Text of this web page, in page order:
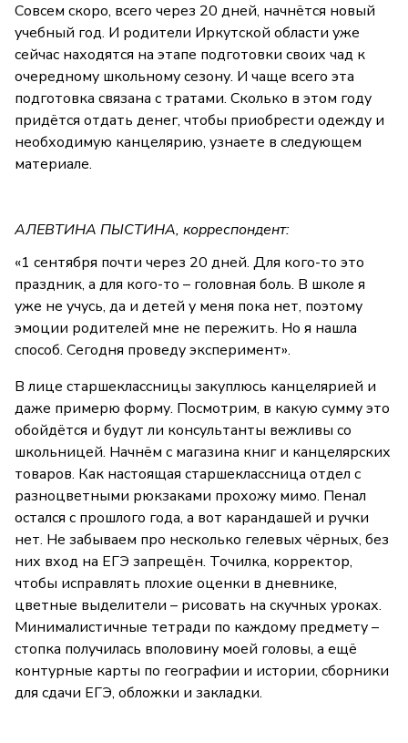
Совсем скоро, всего через 20 дней, начнётся новый
учебный год. И родители Иркутской области уже
сейчас находятся на этапе подготовки своих чад к
очередному школьному сезону. И чаще всего эта
подготовка связана с тратами. Сколько в этом году
придётся отдать денег, чтобы приобрести одежду и
необходимую канцелярию, узнаете в следующем
материале.
АЛЕВТИНА ПЫСТИНА, корреспондент:
«1 сентября почти через 20 дней. Для кого-то это
праздник, а для кого-то – головная боль. В школе я
уже не учусь, да и детей у меня пока нет, поэтому
эмоции родителей мне не пережить. Но я нашла
способ. Сегодня проведу эксперимент».
В лице старшеклассницы закуплюсь канцелярией и
даже примерю форму. Посмотрим, в какую сумму это
обойдётся и будут ли консультанты вежливы со
школьницей. Начнём с магазина книг и канцелярских
товаров. Как настоящая старшеклассница отдел с
разноцветными рюкзаками прохожу мимо. Пенал
остался с прошлого года, а вот карандашей и ручки
нет. Не забываем про несколько гелевых чёрных, без
них вход на ЕГЭ запрещён. Точилка, корректор,
чтобы исправлять плохие оценки в дневнике,
цветные выделители – рисовать на скучных уроках.
Минималистичные тетради по каждому предмету –
стопка получилась вполовину моей головы, а ещё
контурные карты по географии и истории, сборники
для сдачи ЕГЭ, обложки и закладки.